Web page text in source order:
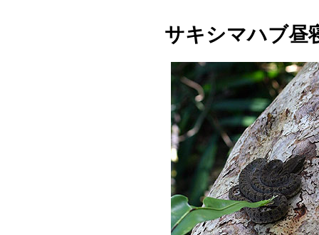
サキシマハブ昼